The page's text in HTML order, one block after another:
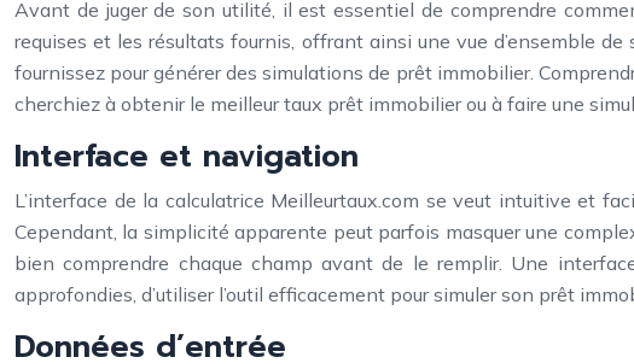
Avant de juger de son utilité, il est essentiel de comprendre
requises et les résultats fournis, offrant ainsi une vue d’ensemble
fournissez pour générer des simulations de prêt immobilier.
cherchiez à obtenir le meilleur taux prêt immobilier ou à faire une
Interface et navigation
L’interface de la calculatrice Meilleurtaux.com se veut intuitive et
Cependant, la simplicité apparente peut parfois masquer une
bien comprendre chaque champ avant de le remplir. Une
approfondies, d’utiliser l’outil efficacement pour simuler son prêt
Données d’entrée